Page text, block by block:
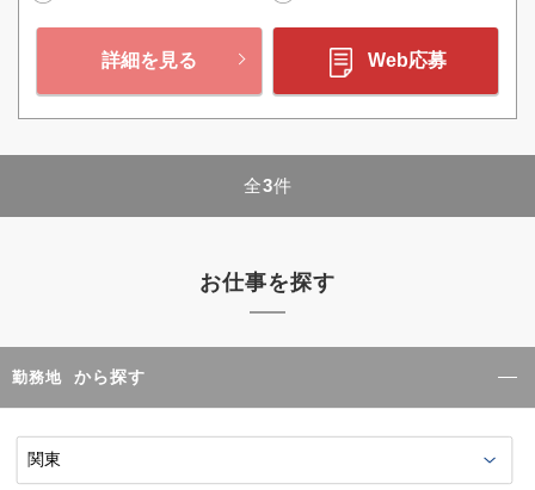
詳細を見る Web応募
全3件
お仕事を探す
勤務地 から探す